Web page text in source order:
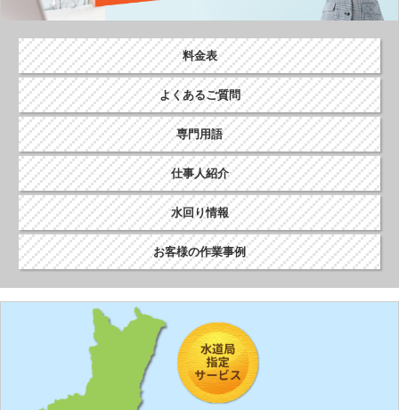
料金表
よくあるご質問
専門用語
仕事人紹介
水回り情報
お客様の作業事例